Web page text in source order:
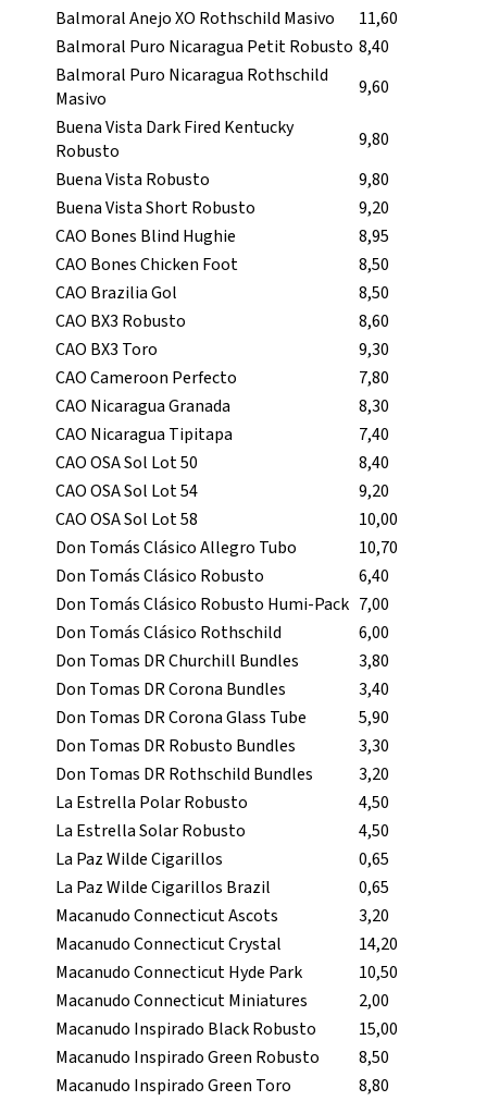
Balmoral Anejo XO Rothschild Masivo
11,60
Balmoral Puro Nicaragua Petit Robusto 8,40
Balmoral Puro Nicaragua Rothschild
Masivo
9,60
Buena Vista Dark Fired Kentucky
Robusto
9,80
Buena Vista Robusto
9,80
Buena Vista Short Robusto
9,20
CAO Bones Blind Hughie
8,95
CAO Bones Chicken Foot
8,50
CAO Brazilia Gol
8,50
CAO BX3 Robusto
8,60
CAO BX3 Toro
9,30
CAO Cameroon Perfecto
7,80
CAO Nicaragua Granada
8,30
CAO Nicaragua Tipitapa
7,40
CAO OSA Sol Lot 50
8,40
CAO OSA Sol Lot 54
9,20
CAO OSA Sol Lot 58
10,00
Don Tomás Clásico Allegro Tubo
10,70
Don Tomás Clásico Robusto
6,40
Don Tomás Clásico Robusto Humi-Pack 7,00
Don Tomás Clásico Rothschild
6,00
Don Tomas DR Churchill Bundles
3,80
Don Tomas DR Corona Bundles
3,40
Don Tomas DR Corona Glass Tube
5,90
Don Tomas DR Robusto Bundles
3,30
Don Tomas DR Rothschild Bundles
3,20
La Estrella Polar Robusto
4,50
La Estrella Solar Robusto
4,50
La Paz Wilde Cigarillos
0,65
La Paz Wilde Cigarillos Brazil
0,65
Macanudo Connecticut Ascots
3,20
Macanudo Connecticut Crystal
14,20
Macanudo Connecticut Hyde Park
10,50
Macanudo Connecticut Miniatures
2,00
Macanudo Inspirado Black Robusto
15,00
Macanudo Inspirado Green Robusto
8,50
Macanudo Inspirado Green Toro
8,80